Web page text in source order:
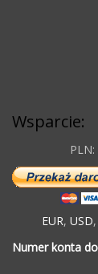
Wsparcie:
PLN:
EUR, USD,
Numer konta